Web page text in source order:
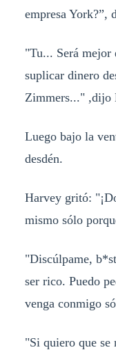
empresa York?”,
"Tu... Será mejor
suplicar dinero
Zimmers..." ,dijo
Luego bajo la
desdén.
Harvey gritó:
mismo sólo
"Discúlpame,
ser rico. Puedo
venga conmigo
"Si quiero que se